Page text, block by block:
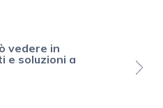
vedere in
e soluzioni a